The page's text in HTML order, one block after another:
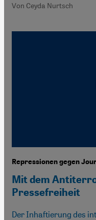
Von Ceyda Nurtsch
Repressionen gegen
Mit dem
Pressefreiheit
Der Inhaftierung des